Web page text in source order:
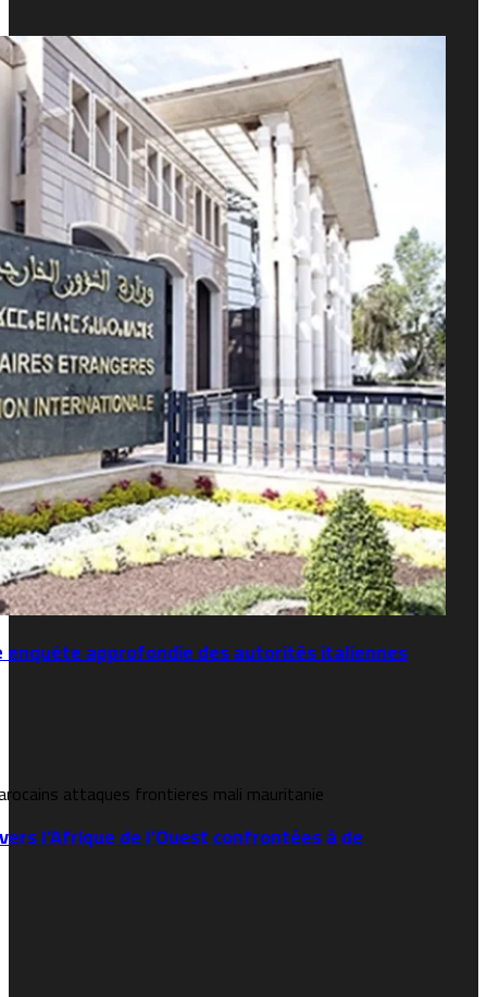
enquête approfondie des autorités italiennes
l’Afrique de l’Ouest confrontées à de